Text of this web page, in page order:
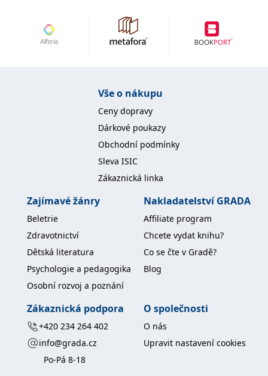
Vše o nákupu
Ceny dopravy
Dárkové poukazy
Obchodní podmínky
Sleva ISIC
Zákaznická linka
Zajímavé žánry
Beletrie
Zdravotnictví
Dětská literatura
Psychologie a pedagogika
Osobní rozvoj a poznání
Nakladatelství GRADA
Affiliate program
Chcete vydat knihu?
Co se čte v Gradě?
Blog
Zákaznická podpora
+420 234 264 402
info@grada.cz
Po-Pá 8-18
O společnosti
O nás
Upravit nastavení cookies